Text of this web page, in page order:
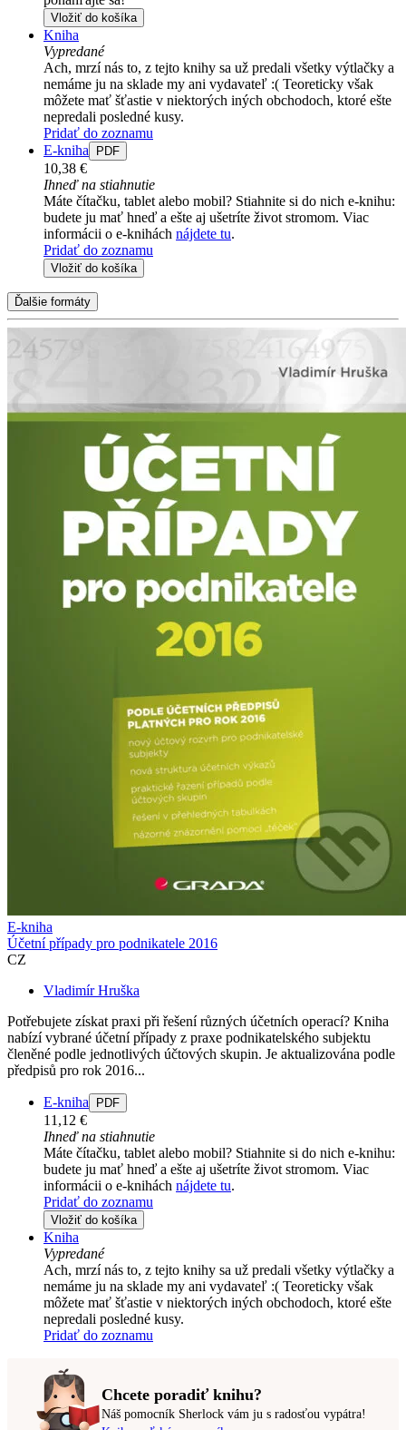
Vložiť do košíka
Kniha
Vypredané
Ach, mrzí nás to, z tejto knihy sa už predali všetky výtlačky a
nemáme ju na sklade my ani vydavateľ :( Teoreticky však
môžete mať šťastie v niektorých iných obchodoch, ktoré ešte
nepredali posledné kusy.
Pridať do zoznamu
E-kniha
PDF
10,38 €
Ihneď na stiahnutie
Máte čítačku, tablet alebo mobil? Stiahnite si do nich e-knihu:
budete ju mať hneď a ešte aj ušetríte život stromom. Viac
informácii o e-knihách nájdete tu.
Pridať do zoznamu
Vložiť do košíka
Ďalšie formáty
E-kniha
Účetní případy pro podnikatele 2016
CZ
Vladimír Hruška
Potřebujete získat praxi při řešení různých účetních operací? Kniha
nabízí vybrané účetní případy z praxe podnikatelského subjektu
členěné podle jednotlivých účtových skupin. Je aktualizována podle
předpisů pro rok 2016...
E-kniha PDF
11,12 €
Ihneď na stiahnutie
Máte čítačku, tablet alebo mobil? Stiahnite si do nich e-knihu:
budete ju mať hneď a ešte aj ušetríte život stromom. Viac
informácii o e-knihách nájdete tu.
Pridať do zoznamu
Vložiť do košíka
Kniha
Vypredané
Ach, mrzí nás to, z tejto knihy sa už predali všetky výtlačky a
nemáme ju na sklade my ani vydavateľ :( Teoreticky však
môžete mať šťastie v niektorých iných obchodoch, ktoré ešte
nepredali posledné kusy.
Pridať do zoznamu
Chcete poradiť knihu?
Náš pomocník Sherlock vám ju s radosťou vypátra!